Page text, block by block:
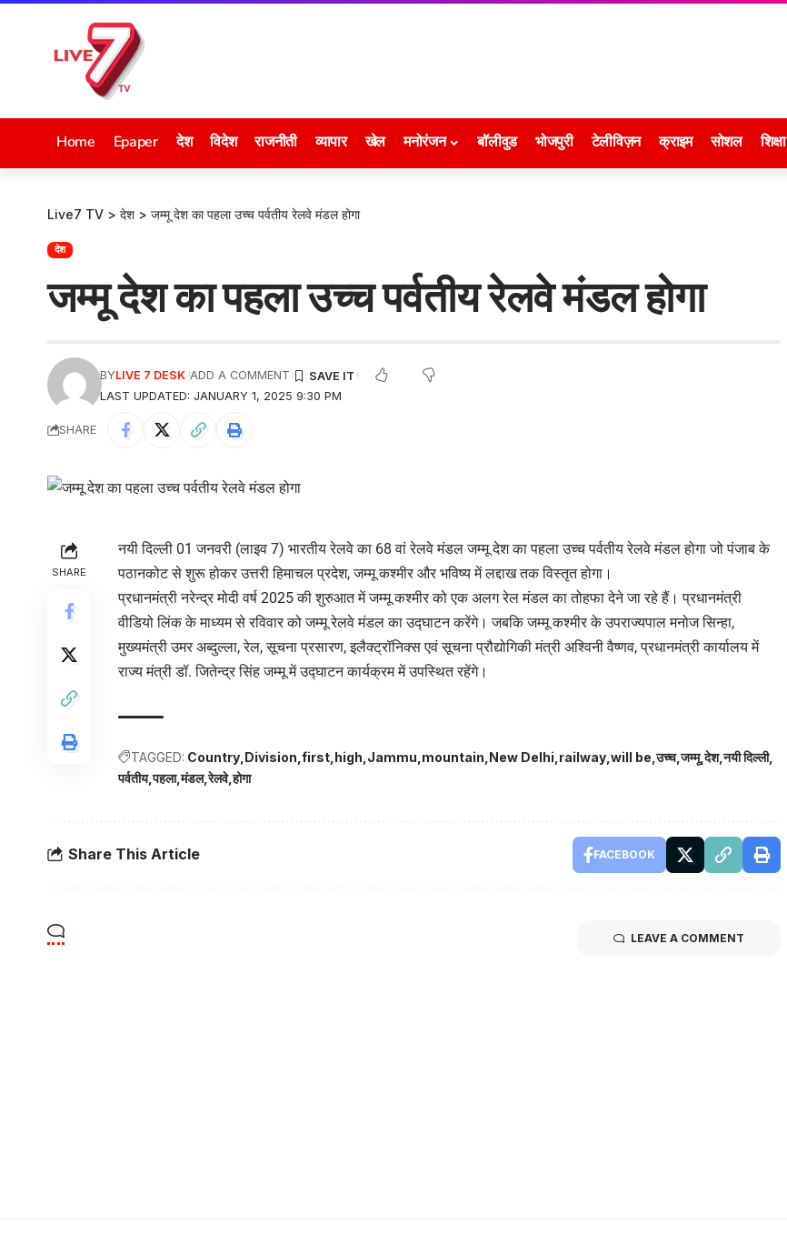
Home Epaper देश विदेश राजनीती व्यापार खेल मनोरंजन बॉलीवुड भोजपुरी टेलीविज़न क्राइम सोशल शिक्षा
Live7 TV > देश > जम्मू देश का पहला उच्च पर्वतीय रेलवे मंडल होगा
देश
जम्मू देश का पहला उच्च पर्वतीय रेलवे मंडल होगा
LAST UPDATED: JANUARY 1, 2025 9:30 PM
BYLIVE 7 DESK ADD A COMMENT
SHARE
SHARE
नयी दिल्ली 01 जनवरी (लाइव 7) भारतीय रेलवे का 68 वां रेलवे मंडल जम्मू देश का पहला उच्च पर्वतीय रेलवे मंडल होगा जो पंजाब के
पठानकोट से शुरू होकर उत्तरी हिमाचल प्रदेश, जम्मू कश्मीर और भविष्य में लद्दाख तक विस्तृत होगा।
प्रधानमंत्री नरेन्द्र मोदी वर्ष 2025 की शुरुआत में जम्मू कश्मीर को एक अलग रेल मंडल का तोहफा देने जा रहे हैं। प्रधानमंत्री
वीडियो लिंक के माध्यम से रविवार को जम्मू रेलवे मंडल का उद्घाटन करेंगे। जबकि जम्मू कश्मीर के उपराज्यपाल मनोज सिन्हा,
मुख्यमंत्री उमर अब्दुल्ला, रेल, सूचना प्रसारण, इलैक्ट्रॉनिक्स एवं सूचना प्रौद्योगिकी मंत्री अश्विनी वैष्णव, प्रधानमंत्री कार्यालय में
राज्य मंत्री डॉ. जितेन्द्र सिंह जम्मू में उद्घाटन कार्यक्रम में उपस्थित रहेंगे।
TAGGED: Country Division first high Jammu mountain New Delhi railway will be उच्च जम्मू देश नयी दिल्ली
पर्वतीय पहला मंडल रेलवे होगा
Share This Article FACEBOOK
LEAVE A COMMENT